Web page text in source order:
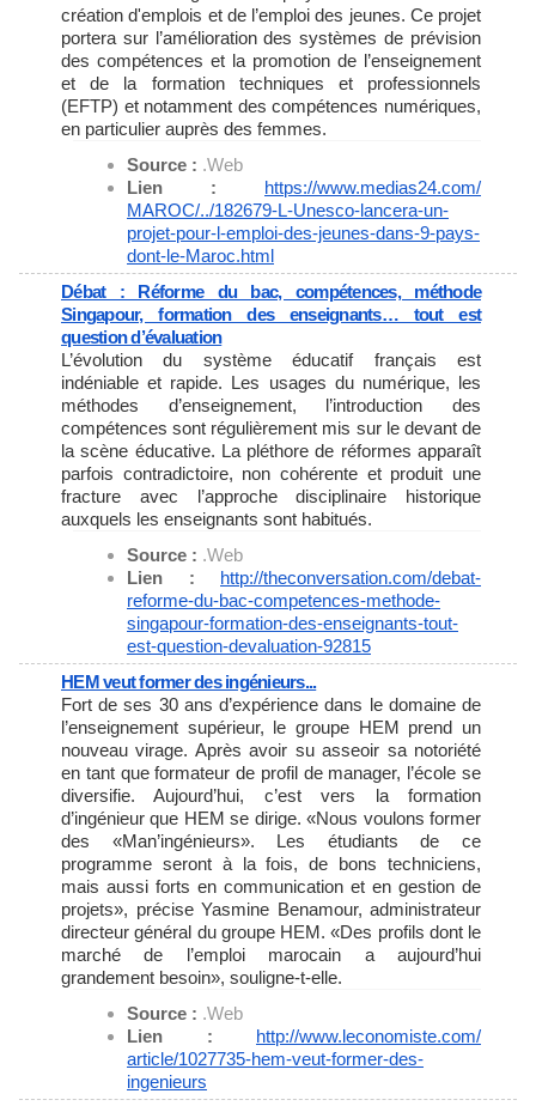
création d'emplois et de l’emploi des jeunes. Ce projet
portera sur l’amélioration des systèmes de prévision
des compétences et la promotion de l’enseignement
et de la formation techniques et professionnels
(EFTP) et notamment des compétences numériques,
en particulier auprès des femmes.
Source : .Web
Lien : https://www.medias24.com/
MAROC/../182679-L-Unesco-lancera-un-
projet-pour-l-emploi-des-jeunes-dans-9-pays-
dont-le-Maroc.html
Débat : Réforme du bac, compétences, méthode
Singapour, formation des enseignants… tout est
question d’évaluation
L’évolution du système éducatif français est
indéniable et rapide. Les usages du numérique, les
méthodes d’enseignement, l’introduction des
compétences sont régulièrement mis sur le devant de
la scène éducative. La pléthore de réformes apparaît
parfois contradictoire, non cohérente et produit une
fracture avec l’approche disciplinaire historique
auxquels les enseignants sont habitués.
Source : .Web
Lien : http://theconversation.com/debat-
reforme-du-bac-competences-methode-
singapour-formation-des-enseignants-tout-
est-question-devaluation-92815
HEM veut former des ingénieurs...
Fort de ses 30 ans d’expérience dans le domaine de
l’enseignement supérieur, le groupe HEM prend un
nouveau virage. Après avoir su asseoir sa notoriété
en tant que formateur de profil de manager, l’école se
diversifie. Aujourd’hui, c’est vers la formation
d’ingénieur que HEM se dirige. «Nous voulons former
des «Man’ingénieurs». Les étudiants de ce
programme seront à la fois, de bons techniciens,
mais aussi forts en communication et en gestion de
projets», précise Yasmine Benamour, administrateur
directeur général du groupe HEM. «Des profils dont le
marché de l’emploi marocain a aujourd’hui
grandement besoin», souligne-t-elle.
Source : .Web
Lien : http://www.leconomiste.com/
article/1027735-hem-veut-former-des-
ingenieurs